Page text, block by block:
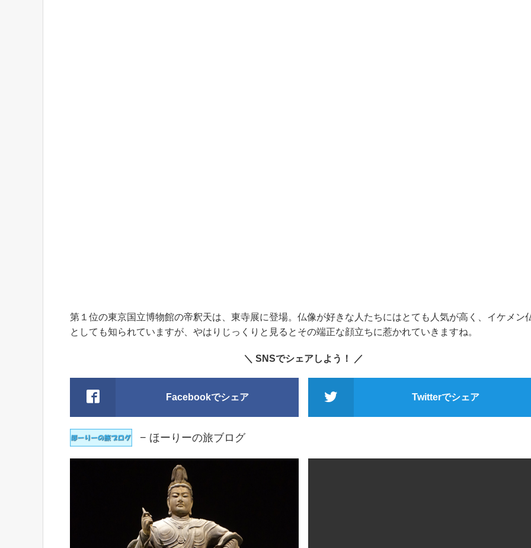
第１位の東京国立博物館の帝釈天は、東寺展に登場。仏像が好きな人たちにはとても人気が高く、イケメン
としても知られていますが、やはりじっくりと見るとその端正な顔立ちに惹かれていきますね。
＼ SNSでシェアしよう！ ／
Facebookでシェア Twitterでシェア
− ほーりーの旅ブログ